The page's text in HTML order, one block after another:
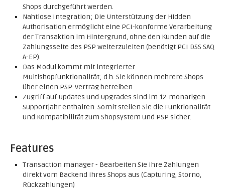
Shops durchgeführt werden.
Nahtlose Integration; Die Unterstützung der Hidden
Authorisation ermöglicht eine PCI-konforme Verarbeitung
der Transaktion im Hintergrund, ohne den Kunden auf die
Zahlungsseite des PSP weiterzuleiten (benötigt PCI DSS SAQ
A-EP).
Das Modul kommt mit integrierter
Multishopfunktionalität; d.h. Sie können mehrere Shops
über einen PSP-Vertrag betreiben
Zugriff auf Updates und Upgrades sind im 12-monatigen
Supportjahr enthalten. Somit stellen Sie die Funktionalität
und Kompatibilität zum Shopsystem und PSP sicher.
Features
Transaction manager - Bearbeiten Sie Ihre Zahlungen
direkt vom Backend Ihres Shops aus (Capturing, Storno,
Rückzahlungen)